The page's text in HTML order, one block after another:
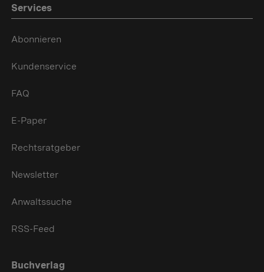
Services
Abonnieren
Kundenservice
FAQ
E-Paper
Rechtsratgeber
Newsletter
Anwaltssuche
RSS-Feed
Buchverlag